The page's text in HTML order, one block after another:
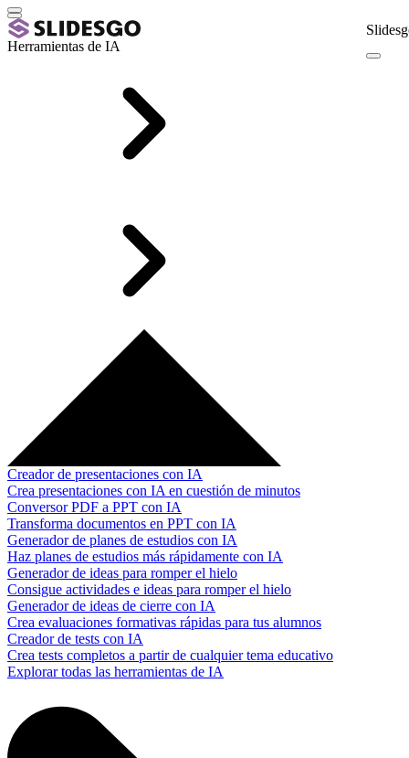
Herramientas de IA
Creador de presentaciones con IA
Crea presentaciones con IA en cuestión de minutos
Conversor PDF a PPT con IA
Transforma documentos en PPT con IA
Generador de planes de estudios con IA
Haz planes de estudios más rápidamente con IA
Generador de ideas para romper el hielo
Consigue actividades e ideas para romper el hielo
Generador de ideas de cierre con IA
Crea evaluaciones formativas rápidas para tus alumnos
Creador de tests con IA
Crea tests completos a partir de cualquier tema educativo
Explorar todas las herramientas de IA